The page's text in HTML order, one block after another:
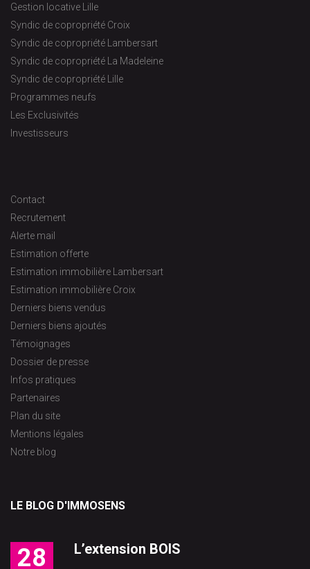
Gestion locative Lille
Syndic de copropriété Croix
Syndic de copropriété Lambersart
Syndic de copropriété La Madeleine
Syndic de copropriété Lille
Programmes neufs
Les Exclusivités
Investisseurs
Contact
Recrutement
Alerte mail
Estimation offerte
Estimation immobilière Lambersart
Estimation immobilière Croix
Derniers biens vendus
Derniers biens ajoutés
Témoignages
Dossier de presse
Infos pratiques
Partenaires
Plan du site
Mentions légales
Notre blog
LE BLOG D'IMMOSENS
28 L’extension BOIS